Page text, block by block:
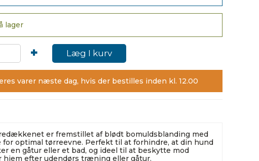
lager
+ Læg I kurv
varer næste dag, hvis der bestilles inden kl. 12.00
er fremstillet af blødt bomuldsblanding med
optimal tørreevne. Perfekt til at forhindre, at din hund
en gåtur eller et bad, og ideel til at beskytte mod
hjem efter udendørs træning eller gåtur.